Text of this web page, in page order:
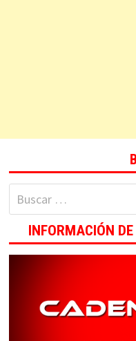
Buscar:
INFORMACIÓN